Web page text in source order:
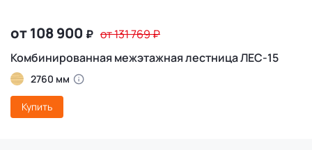
от 108 900 ₽ от 131 769₽
Комбинированная межэтажная лестница ЛЕС-15
2760 мм
Купить